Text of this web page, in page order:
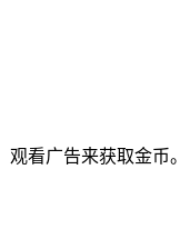
看广告来获取金币。